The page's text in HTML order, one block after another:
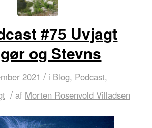
#75 Uvjagt
og Stevns
2021 / i Blog, Podcast,
/ af Morten Rosenvold Villadsen